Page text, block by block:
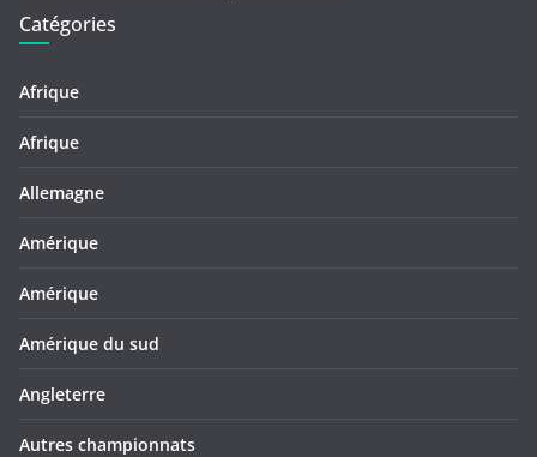
Catégories
Afrique
Afrique
Allemagne
Amérique
Amérique
Amérique du sud
Angleterre
Autres championnats